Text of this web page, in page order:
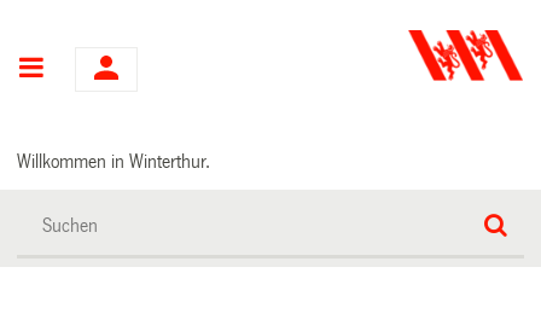
Hauptnavigation
Willkommen in Winterthur.